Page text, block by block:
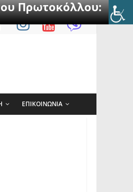
Πρωτοκόλλου:
ΕΠΙΚΟΙΝΩΝΙΑ